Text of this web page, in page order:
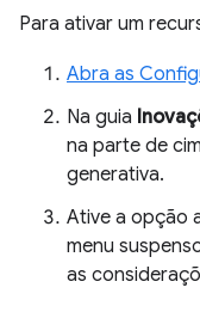
Para ativar um
Abra as
Na guia
na parte de
generativa.
Ative a opção
menu
as